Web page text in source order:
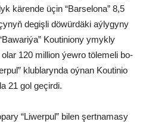
kä­ren­de üçin “Bar­se­lo­na” 8,5
de­giş­li dö­wür­dä­ki aý­ly­gy­ny
Kou­ti­nio­ny ymyk­ly
120 mil­li­on ýew­ro tö­le­me­li bo­
klub­la­ryn­da oý­nan Kou­ti­nio
21 gol ge­çir­di.
“Li­wer­pul” bi­len şert­na­ma­sy